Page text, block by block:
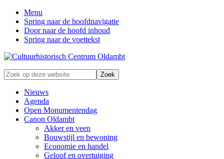
Menu
Spring naar de hoofdnavigatie
Door naar de hoofd inhoud
Spring naar de voettekst
Zonder
verleden
geen
toekomst
Zoek
op
deze
website
Nieuws
Agenda
Open Monumentendag
Canon Oldambt
Akker en veen
Bouwstijl en bewoning
Economie en handel
Geloof en overtuiging